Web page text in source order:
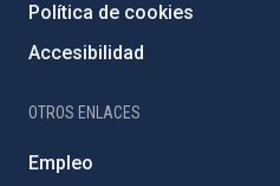
Política de cookies
Accesibilidad
OTROS ENLACES
Empleo